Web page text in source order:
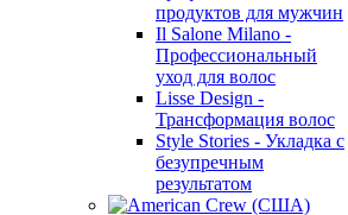
продуктов для мужчин
Il Salone Milano -
Профессиональный
уход для волос
Lisse Design -
Трансформация волос
Style Stories - Укладка с
безупречным
результатом